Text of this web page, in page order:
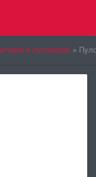
и пуловеров »